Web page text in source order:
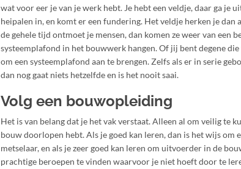
wat voor eer je van je werk hebt. Je hebt een veldje, daar ga je
heipalen in, en komt er een fundering. Het veldje herken je
de gehele tijd ontmoet je mensen, dan komen ze weer van een
systeemplafond in het bouwwerk hangen. Of jij bent degene
om een systeemplafond aan te brengen. Zelfs als er in serie
dan nog gaat niets hetzelfde en is het nooit saai.
Volg een bouwopleiding
Het is van belang dat je het vak verstaat. Alleen al om veilig te
bouw doorlopen hebt. Als je goed kan leren, dan is het wijs
metselaar, en als je zeer goed kan leren om uitvoerder in de
prachtige beroepen te vinden waarvoor je niet hoeft door te